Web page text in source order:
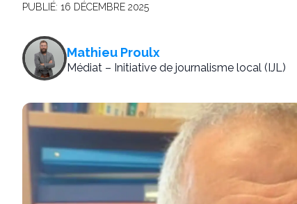
PUBLIÉ: 16 DÉCEMBRE 2025
Mathieu Proulx
Médiat – Initiative de journalisme local (IJL)